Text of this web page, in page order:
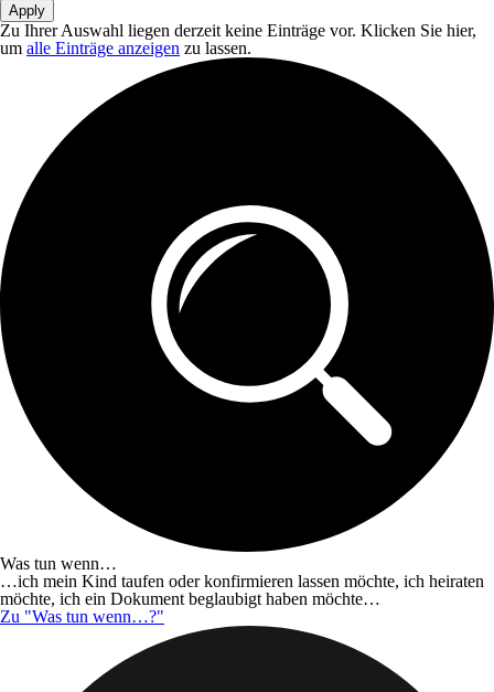
Zu Ihrer Auswahl liegen derzeit keine Einträge vor. Klicken Sie hier,
um alle Einträge anzeigen zu lassen.
Was tun wenn…
…ich mein Kind taufen oder konfirmieren lassen möchte, ich heiraten
möchte, ich ein Dokument beglaubigt haben möchte…
Zu "Was tun wenn…?"